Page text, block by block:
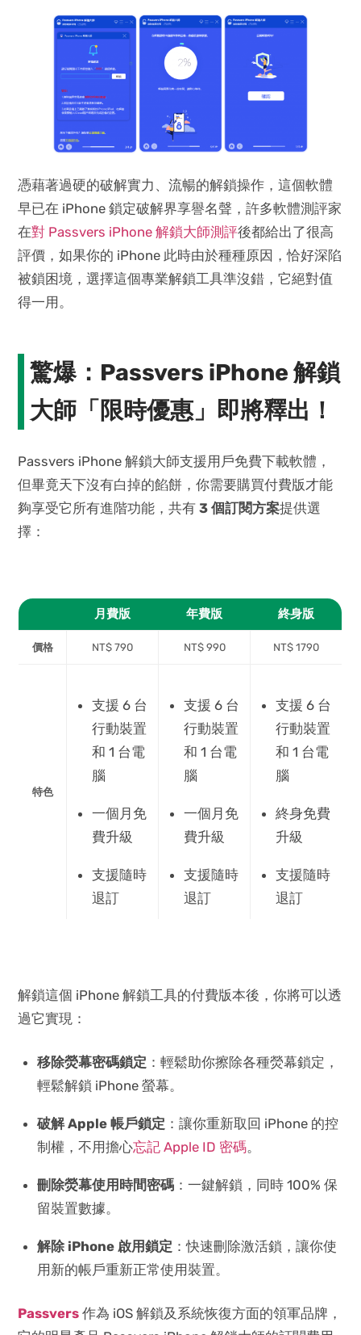
憑藉著過硬的破解實力、流暢的解鎖操作，這個軟體
早已在 iPhone 鎖定破解界享譽名聲，許多軟體測評家
在對 Passvers iPhone 解鎖大師測評後都給出了很高
評價，如果你的 iPhone 此時由於種種原因，恰好深陷
被鎖困境，選擇這個專業解鎖工具準沒錯，它絕對值
得一用。
驚爆：Passvers iPhone 解鎖
大師「限時優惠」即將釋出！
Passvers iPhone 解鎖大師支援用戶免費下載軟體，
但畢竟天下沒有白掉的餡餅，你需要購買付費版才能
夠享受它所有進階功能，共有3 個訂閱方案提供選
擇：
月費版 年費版 終身版
價格 NT$ 790 NT$ 990 NT$ 1790
特色
支援 6 台
行動裝置
和 1 台電
腦
一個月免
費升級
支援隨時
退訂
支援 6 台
行動裝置
和 1 台電
腦
一個月免
費升級
支援隨時
退訂
支援 6 台
行動裝置
和 1 台電
腦
終身免費
升級
支援隨時
退訂
解鎖這個 iPhone 解鎖工具的付費版本後，你將可以透
過它實現：
移除熒幕密碼鎖定 ：輕鬆助你擦除各種熒幕鎖定，
輕鬆解鎖 iPhone 螢幕。
破解 Apple 帳戶鎖定 ：讓你重新取回 iPhone 的控
制權，不用擔心忘記 Apple ID 密碼。
刪除熒幕使用時間密碼 ：一鍵解鎖，同時 100% 保
留裝置數據。
解除 iPhone 啟用鎖定 ：快速刪除激活鎖，讓你使
用新的帳戶重新正常使用裝置。
Passvers 作為 iOS 解鎖及系統恢復方面的領軍品牌，